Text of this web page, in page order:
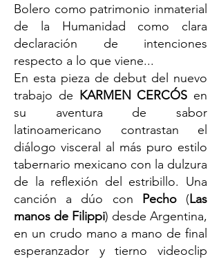
Bolero como patrimonio inmaterial
de la Humanidad como clara
declaración de intenciones
respecto a lo que viene...
En esta pieza de debut del nuevo
trabajo de KARMEN CERCÓS en
su aventura de sabor
latinoamericano contrastan el
diálogo visceral al más puro estilo
tabernario mexicano con la dulzura
de la reflexión del estribillo. Una
canción a dúo con Pecho(Las
manos de Filippi) desde Argentina,
en un crudo mano a mano de final
esperanzador y tierno videoclip